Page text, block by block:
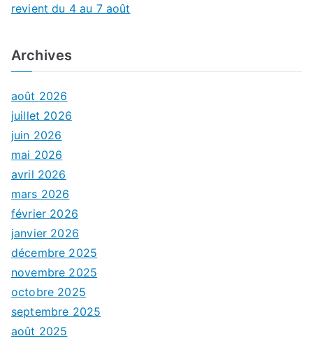
revient du 4 au 7 août
Archives
août 2026
juillet 2026
juin 2026
mai 2026
avril 2026
mars 2026
février 2026
janvier 2026
décembre 2025
novembre 2025
octobre 2025
septembre 2025
août 2025